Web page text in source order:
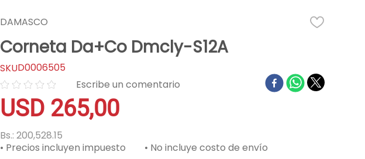
DAMASCO
Corneta Da+Co Dmcly-S12A
D0006505
☆☆☆☆☆
USD 265,00
Bs.: 200,528.15
• Precios incluyen impuesto
• No incluye costo de envío